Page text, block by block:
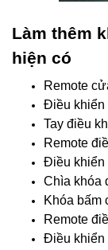
Làm thêm
hiện có
Remote
Điều khiển
Tay điều
Remote
Điều khiển
Chìa khóa
Khóa bấm
Remote
Điều khiển